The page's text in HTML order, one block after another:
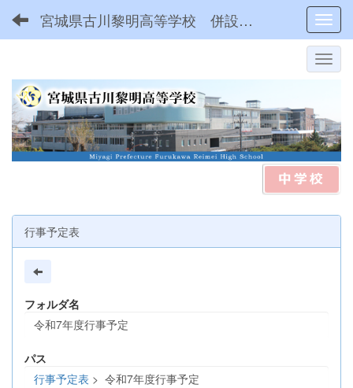
宮城県古川黎明高等学校 併設型中高一貫
行事予定表
フォルダ名
令和7年度行事予定
パス
行事予定表 > 令和7年度行事予定